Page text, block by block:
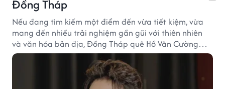
Đồng Tháp
Nếu đang tìm kiếm một điểm đến vừa tiết kiệm, vừa
mang đến nhiều trải nghiệm gần gũi với thiên nhiên
và văn hóa bản địa, Đồng Tháp quê Hồ Văn Cường
chắc chắn là lựa chọn đáng cân nhắc.